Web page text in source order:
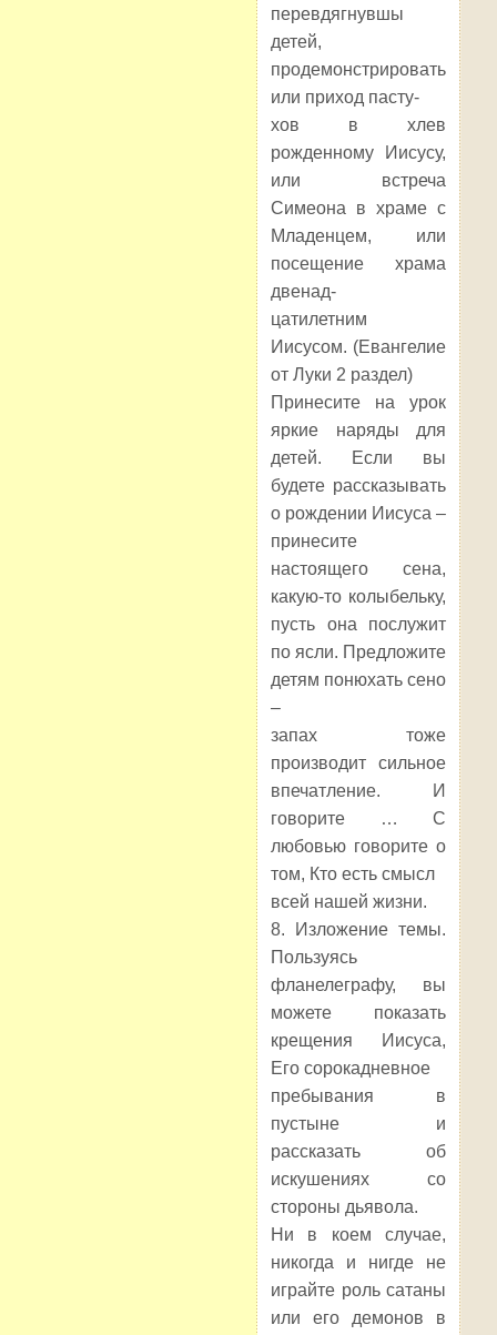
перевдягнувшы
детей,
продемонстрировать
или приход пасту-
хов в хлев
рожденному Иисусу,
или встреча
Симеона в храме с
Младенцем, или
посещение храма
двенад-
цатилетним
Иисусом. (Евангелие
от Луки 2 раздел)
Принесите на урок
яркие наряды для
детей. Если вы
будете рассказывать
о рождении Иисуса –
принесите
настоящего сена,
какую-то колыбельку,
пусть она послужит
по ясли. Предложите
детям понюхать сено
–
запах тоже
производит сильное
впечатление. И
говорите … С
любовью говорите о
том, Кто есть смысл
всей нашей жизни.
8. Изложение темы.
Пользуясь
фланелеграфу, вы
можете показать
крещения Иисуса,
Его сорокадневное
пребывания в
пустыне и
рассказать об
искушениях со
стороны дьявола.
Ни в коем случае,
никогда и нигде не
играйте роль сатаны
или его демонов в